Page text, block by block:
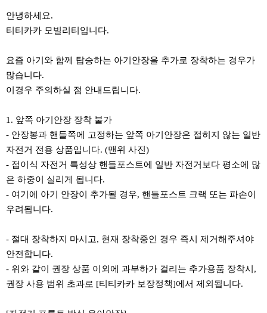
안녕하세요.
티티카카 모빌리티입니다.
요즘 아기와 함께 탑승하는 아기안장을 추가로 장착하는 경우가
많습니다.
이경우 주의하실 점 안내드립니다.
1. 앞쪽 아기안장 장착 불가
- 안장봉과 핸들쪽에 고정하는 앞쪽 아기안장은 접히지 않는 일반
자전거 전용 상품입니다. (맨위 사진)
- 접이식 자전거 특성상 핸들포스트에 일반 자전거보다 평소에 많
은 하중이 실리게 됩니다.
- 여기에 아기 안장이 추가될 경우, 핸들포스트 크랙 또는 파손이
우려됩니다.
- 절대 장착하지 마시고, 현재 장착중인 경우 즉시 제거해주셔야
안전합니다.
- 위와 같이 권장 상품 이외에 과부하가 걸리는 추가용품 장착시,
권장 사용 범위 초과로 [티티카카 보장정책]에서 제외됩니다.